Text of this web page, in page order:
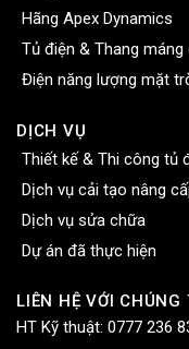
Hãng Apex Dynamics
Tủ điện & Thang máng
Điện năng lượng mặt
DỊCH VỤ
Thiết kế & Thi công tủ
Dịch vụ cải tạo nâng
Dịch vụ sửa chữa
Dự án đã thực hiện
LIÊN HỆ VỚI CHÚNG
HT Kỹ thuật: 0777 236